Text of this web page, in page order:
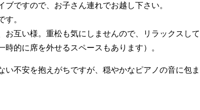
ブですので、お子さん連れでお越し下さい。
す。
お互い様。重松も気にしませんので、リラックスし
時的に席を外せるスペースもあります）。
い不安を抱えがちですが、穏やかなピアノの音に包